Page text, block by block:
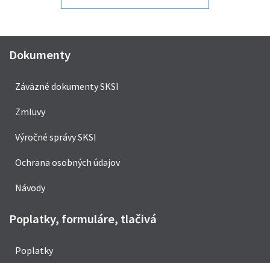
Dokumenty
Záväzné dokumenty SKSI
Zmluvy
Výročné správy SKSI
Ochrana osobných údajov
Návody
Poplatky, formuláre, tlačivá
Poplatky